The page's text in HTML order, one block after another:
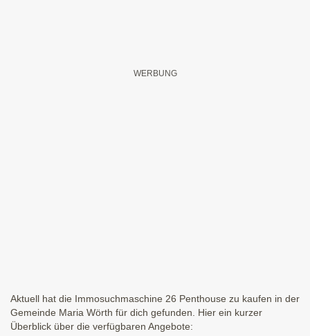
Aktuell hat die Immosuchmaschine 26 Penthouse zu kaufen in der
Gemeinde Maria Wörth für dich gefunden. Hier ein kurzer
Überblick über die verfügbaren Angebote: